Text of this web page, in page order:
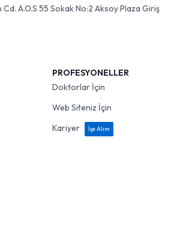
A.O.S 55 Sokak No:2 Aksoy Plaza Giriş
PROFESYONELLER
Doktorlar İçin
Web Siteniz İçin
Kariyer
İşe Alım